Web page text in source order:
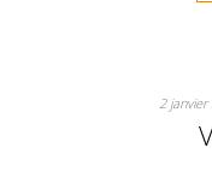
2 janvier